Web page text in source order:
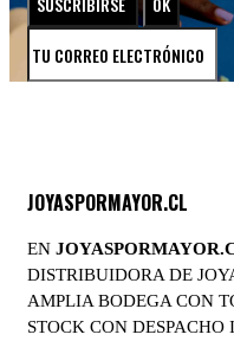
JOYASPORMAYOR.CL
EN
DISTRIBUIDORA DE
AMPLIA BODEGA CON
STOCK CON